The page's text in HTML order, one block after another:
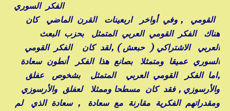
الفكر السوري
القومي , وفي أواخر اربعينات القرن الماضي كان
هناك الفكر القومي العربي المتمثل بحزب البعث
العربي الاشتراكي ( حبعش ) ,لقد كان الفكر القومي
السوري عميقا ومتمثلا بصانع هذا الفكر أنطون سعادة
,اما الفكر القومي العربي المتمثل بشخوص عفلق
والأرسوزي , فقد كان مسطحا وممثلا لعفلق والأرسوزي
ومقدراتهم الفكرية مقارنة مع سعادة , سعادة الذي لم